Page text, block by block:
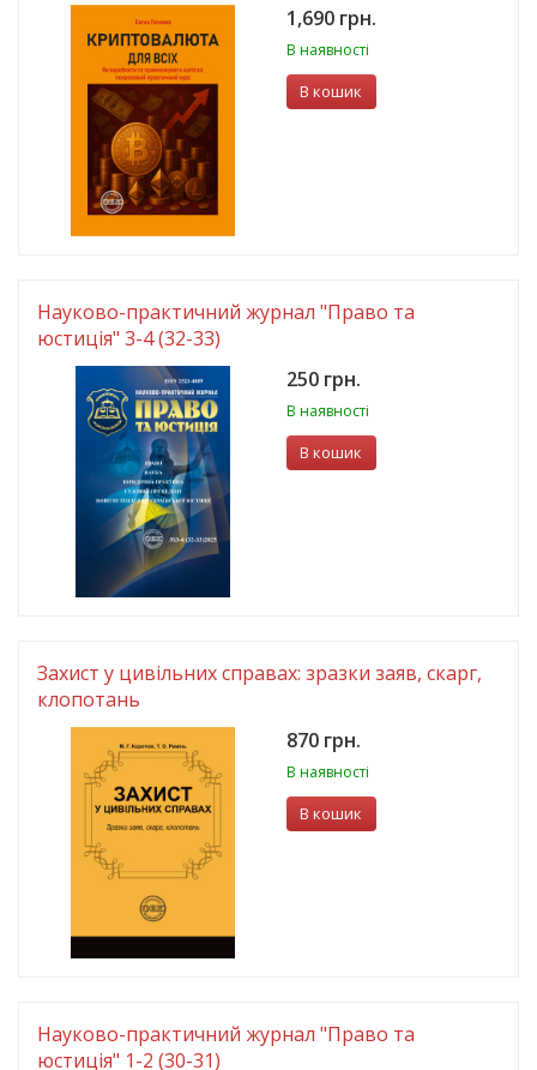
1,690 грн.
В наявності
В кошик
Науково-практичний журнал "Право та
юстиція" 3-4 (32-33)
250 грн.
В наявності
В кошик
Захист у цивільних справах: зразки заяв, скарг,
клопотань
870 грн.
В наявності
В кошик
Науково-практичний журнал "Право та
юстиція" 1-2 (30-31)